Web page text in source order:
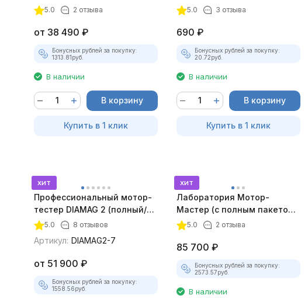
5.0 2 отзыва
от 38 490 ₽
Бонусных рублей за покупку:
1313.81руб.
В наличии
В корзину
Купить в 1 клик
5.0 3 отзыва
690 ₽
Бонусных рублей за покупку:
20.72руб.
В наличии
В корзину
Купить в 1 клик
хит
Профессиональный мотор-
тестер DIAMAG 2 (полный/
максимальный комплект)
5.0 8 отзывов
Артикул: DIAMAG2-7
от 51 900 ₽
Бонусных рублей за покупку:
1558.56руб.
хит
Лаборатория Мотор-
Мастер (с полным пакетом
лицензий)
5.0 2 отзыва
85 700 ₽
Бонусных рублей за покупку:
2573.57руб.
В наличии